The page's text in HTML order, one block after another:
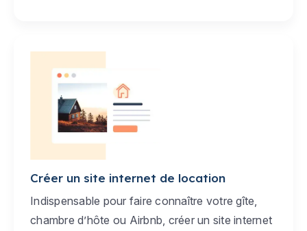
Créer un site internet de location
Indispensable pour faire connaître votre gîte,
chambre d’hôte ou Airbnb, créer un site internet